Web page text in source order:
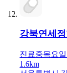
강북연세
진료중목요
1.6km